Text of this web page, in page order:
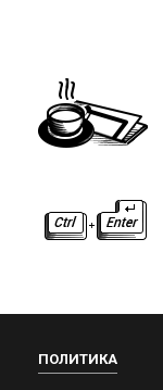
ПОЛИТИКА